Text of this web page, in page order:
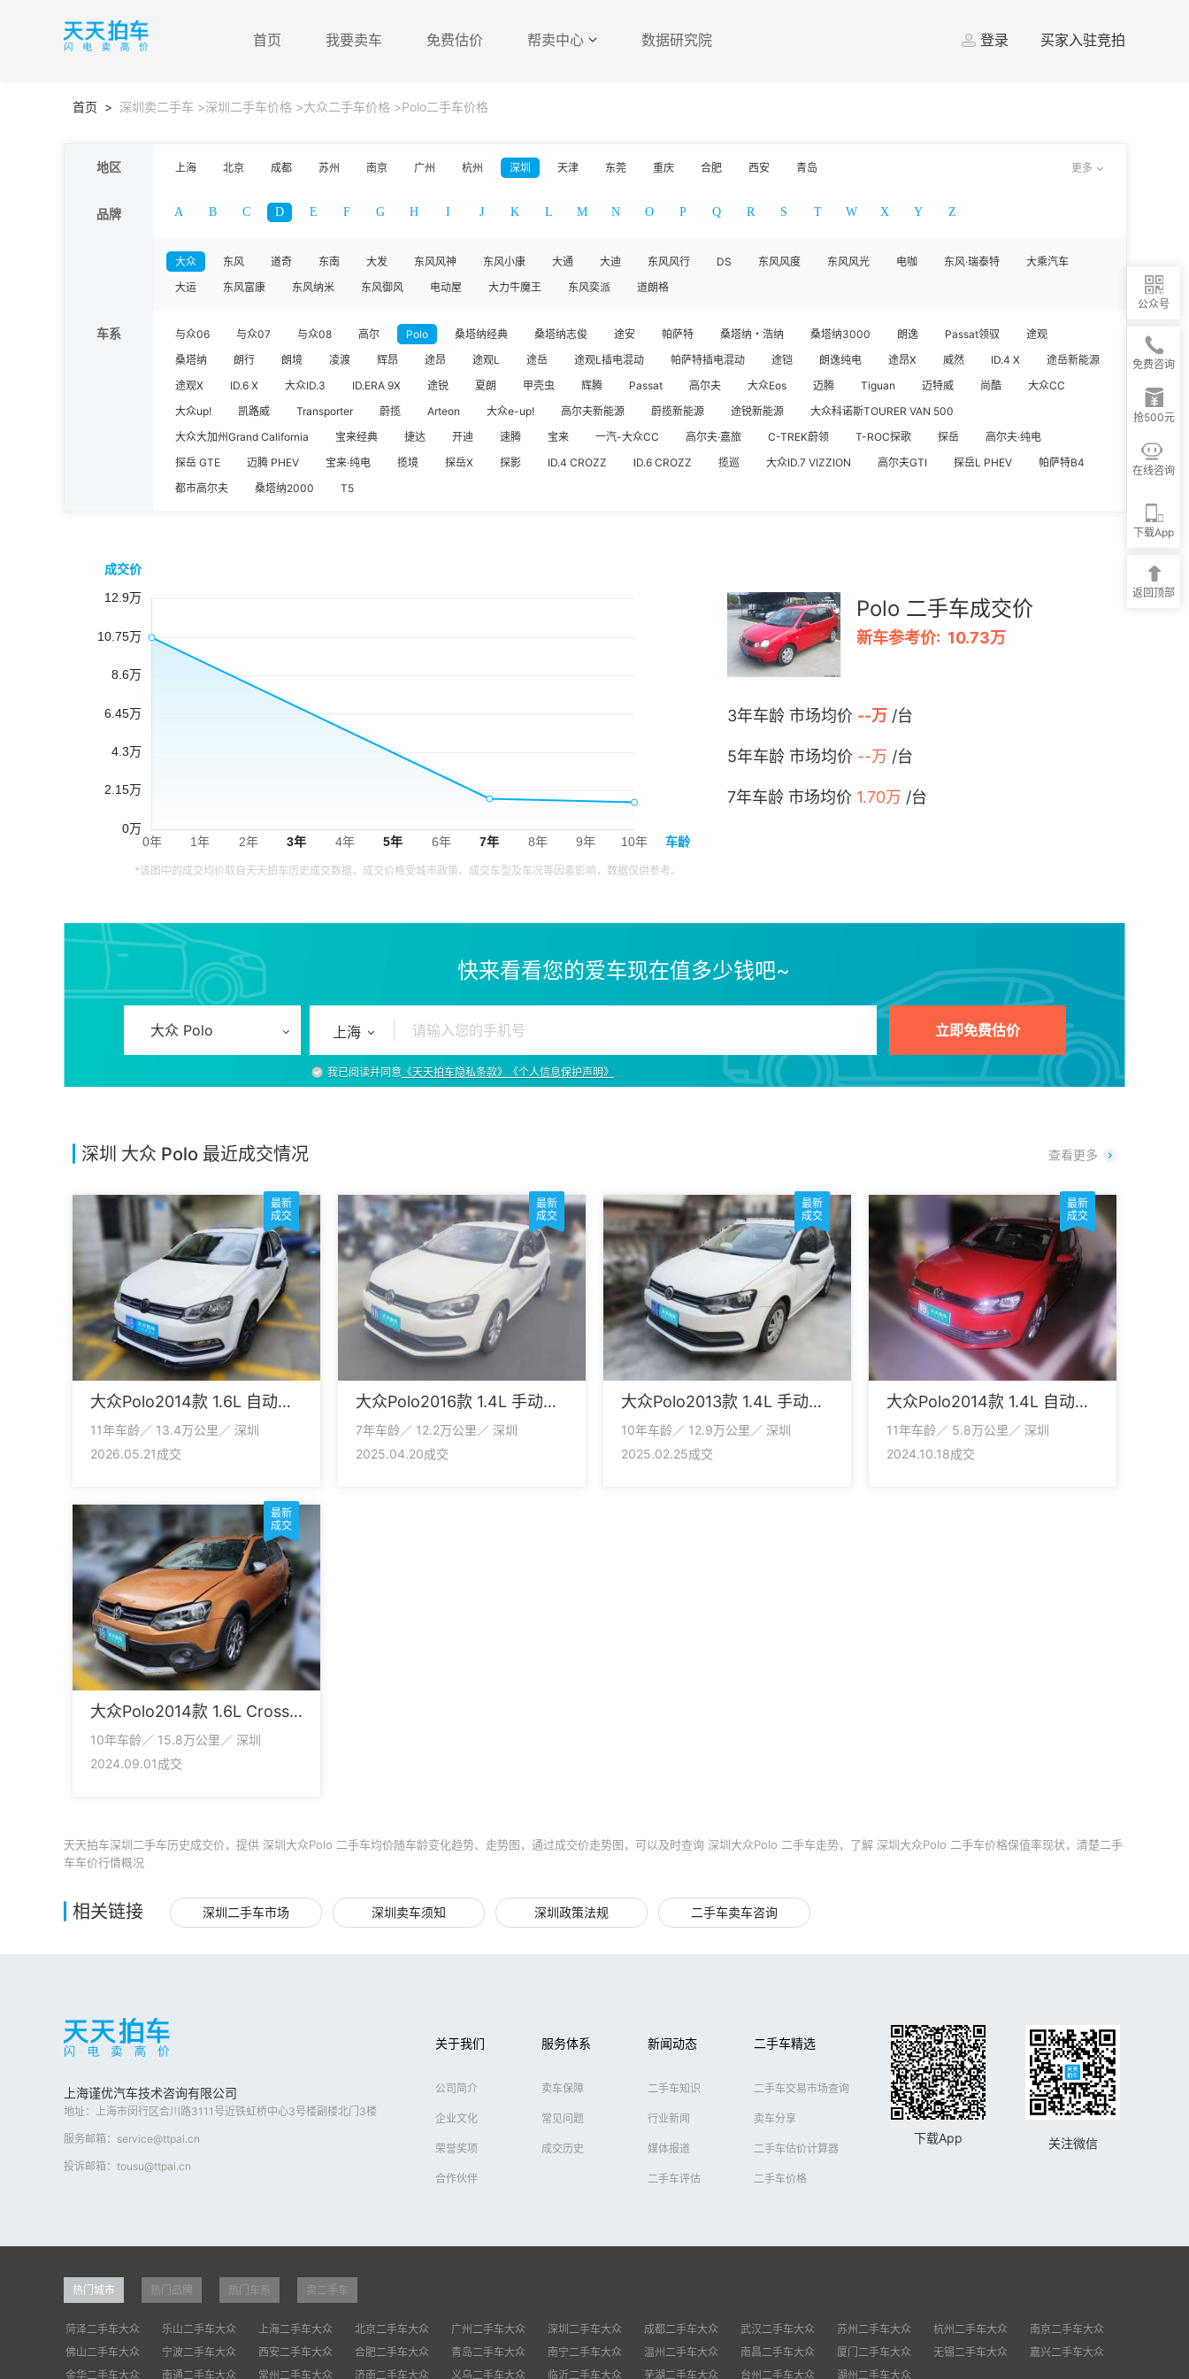
首页 我要卖车 免费估价 帮卖中心 数据研究院 登录 买家入驻竞拍
首页 > 深圳卖二手车 >深圳二手车价格 >大众二手车价格 >Polo二手车价格
地区 上海 北京 成都 苏州 南京 广州 杭州 深圳 天津 东莞 重庆 合肥 西安 青岛 更多
品牌 A B C D E F G H I J K L M N O P Q R S T W X Y Z
大众 东风 道奇 东南 大发 东风风神 东风小康 大通 大迪 东风风行 DS 东风风度 东风风光 电咖 东风·瑞泰特
大乘汽车
大运
东风富康 东风纳米 东风御风 电动屋 大力牛魔王 东风奕派 道朗格
车系 与众06 与众07 与众08 高尔 Polo 桑塔纳经典 桑塔纳志俊 途安 帕萨特 桑塔纳・浩纳 桑塔纳3000 朗逸 Passat领驭
途观
桑塔纳
朗行 朗境 凌渡 辉昂 途昂 途观L 途岳 途观L插电混动 帕萨特插电混动 途铠 朗逸纯电 途昂X 威然 ID.4 X
途岳新能源
途观X
ID.6 X 大众ID.3 ID.ERA 9X 途锐 夏朗 甲壳虫 辉腾 Passat 高尔夫 大众Eos 迈腾 Tiguan 迈特威 尚酷
大众CC
大众up!
凯路威 Transporter 蔚揽 Arteon 大众e-up! 高尔夫新能源 蔚揽新能源 途锐新能源
大众科诺斯TOURER VAN 500
大众大加州Grand California
宝来经典 捷达 开迪 速腾 宝来 一汽-大众CC 高尔夫·嘉旅 C-TREK蔚领 T-ROC探歌 探岳
高尔夫·纯电
探岳 GTE
迈腾 PHEV 宝来·纯电 揽境 探岳X 探影 ID.4 CROZZ ID.6 CROZZ 揽巡 大众ID.7 VIZZION 高尔夫GTI 探岳L PHEV
帕萨特B4
都市高尔夫
桑塔纳2000 T5
Polo 二手车成交价
新车参考价: 10.73万
3年车龄 市场均价 --万 /台
5年车龄 市场均价 --万 /台
7年车龄 市场均价 1.70万 /台
*该图中的成交均价取自天天拍车历史成交数据，成交价格受城市政策、成交车型及车况等因素影响，数据仅供参考。
快来看看您的爱车现在值多少钱吧~
大众 Polo 上海 立即免费估价
我已阅读并同意 《天天拍车隐私条款》 《个人信息保护声明》
深圳 大众 Polo 最近成交情况 查看更多
最新
成交
大众Polo2014款 1.6L 自动豪华版
11年车龄／ 13.4万公里／ 深圳
2026.05.21成交
最新
成交
大众Polo2016款 1.4L 手动风尚型
7年车龄／ 12.2万公里／ 深圳
2025.04.20成交
最新
成交
大众Polo2013款 1.4L 手动风尚版
10年车龄／ 12.9万公里／ 深圳
2025.02.25成交
最新
成交
大众Polo2014款 1.4L 自动舒适版
11年车龄／ 5.8万公里／ 深圳
2024.10.18成交
最新
成交
大众Polo2014款 1.6L Cross Polo 自动
10年车龄／ 15.8万公里／ 深圳
2024.09.01成交
天天拍车深圳二手车历史成交价，提供 深圳大众Polo 二手车均价随车龄变化趋势、走势图，通过成交价走势图，可以及时查询 深圳大众Polo 二手车走势，了解 深圳大众Polo 二手车价格保值率现状，清楚二手
车车价行情概况
相关链接 深圳二手车市场 深圳卖车须知 深圳政策法规 二手车卖车咨询
上海谨优汽车技术咨询有限公司
地址：上海市闵行区合川路3111号近铁虹桥中心3号楼副楼北门3楼
服务邮箱：service@ttpai.cn
投诉邮箱：tousu@ttpai.cn
关于我们
公司简介
企业文化
荣誉奖项
合作伙伴
服务体系
卖车保障
常见问题
成交历史
新闻动态
二手车知识
行业新闻
媒体报道
二手车评估
二手车精选
二手车交易市场查询
卖车分享
二手车估价计算器
二手车价格
下载App 关注微信
热门城市 热门品牌 热门车系 卖二手车
菏泽二手车大众 乐山二手车大众 上海二手车大众 北京二手车大众 广州二手车大众 深圳二手车大众 成都二手车大众 武汉二手车大众 苏州二手车大众 杭州二手车大众
南京二手车大众
佛山二手车大众
宁波二手车大众 西安二手车大众 合肥二手车大众 青岛二手车大众 南宁二手车大众 温州二手车大众 南昌二手车大众 厦门二手车大众 无锡二手车大众
嘉兴二手车大众
金华二手车大众
南通二手车大众 常州二手车大众 济南二手车大众 义乌二手车大众 临沂二手车大众 芜湖二手车大众 台州二手车大众 湖州二手车大众
公众号
免费咨询
抢500元
在线咨询
下载App
返回顶部